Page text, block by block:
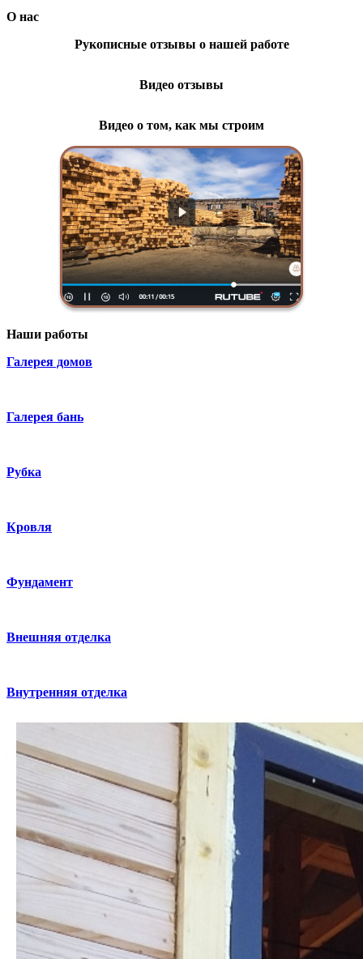
О нас
Рукописные отзывы о нашей работе
Видео отзывы
Видео о том, как мы строим
Наши работы
Галерея домов
Галерея бань
Рубка
Кровля
Фундамент
Внешняя отделка
Внутренняя отделка